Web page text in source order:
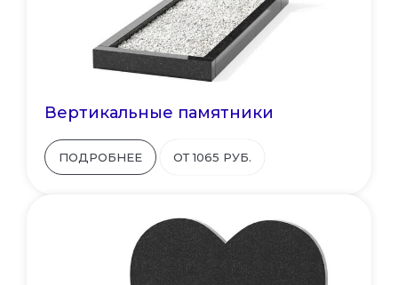
Вертикальные памятники
ПОДРОБНЕЕ ОТ 1065 РУБ.